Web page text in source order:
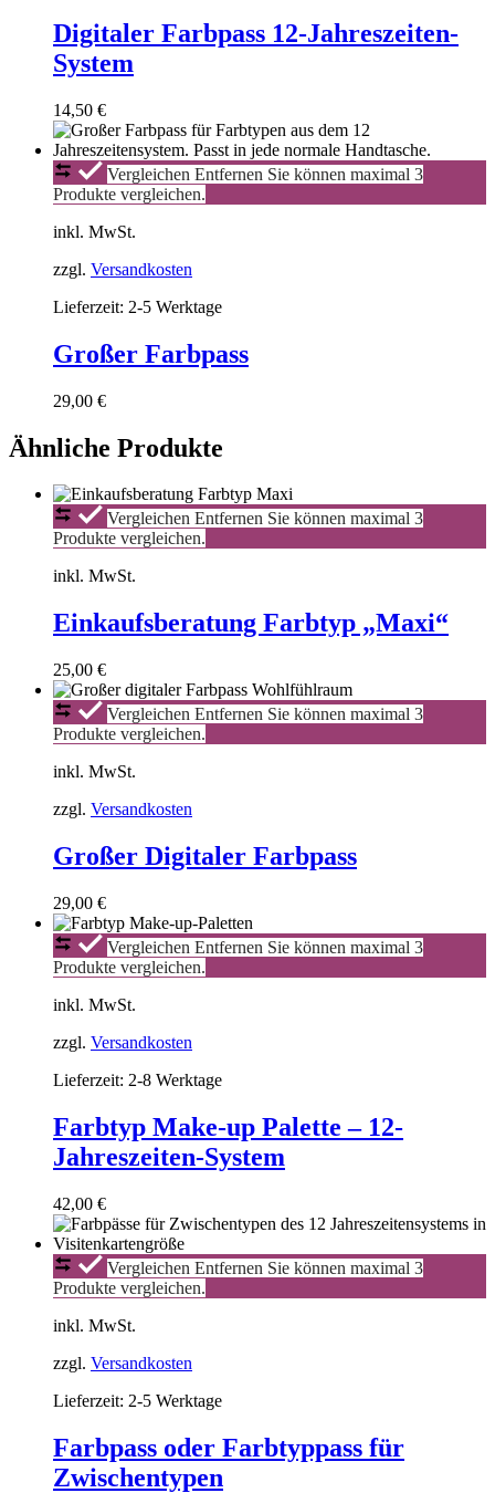
Digitaler Farbpass 12-Jahreszeiten-
System
14,50 €
Großer
Farbpass
VergleichenEntfernen Sie können maximal 3
Produkte vergleichen.
inkl. MwSt.
zzgl. Versandkosten
Lieferzeit: 2-5 Werktage
Großer Farbpass
29,00 €
Ähnliche Produkte
Einkaufsberatung
Farbtyp
„Maxi“
VergleichenEntfernen Sie können maximal 3
Produkte vergleichen.
inkl. MwSt.
Einkaufsberatung Farbtyp „Maxi“
25,00 €
Großer
Digitaler
Farbpass
VergleichenEntfernen Sie können maximal 3
Produkte vergleichen.
inkl. MwSt.
zzgl. Versandkosten
Großer Digitaler Farbpass
29,00 €
Farbtyp
Make-
up
Palette
12-
System
VergleichenEntfernen Sie können maximal 3
Produkte vergleichen.
inkl. MwSt.
zzgl. Versandkosten
Lieferzeit: 2-8 Werktage
Farbtyp Make-up Palette – 12-
Jahreszeiten-System
42,00 €
Farbpass
oder
Farbtyppass
für
VergleichenEntfernen Sie können maximal 3
Produkte vergleichen.
inkl. MwSt.
zzgl. Versandkosten
Lieferzeit: 2-5 Werktage
Farbpass oder Farbtyppass für
Zwischentypen